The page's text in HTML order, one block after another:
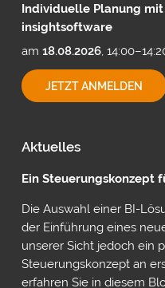
Individuelle Planung mit
insightsoftware
am 18.08.2026,
JETZT ANMELDEN
Aktuelles
Ein Steuerungskonzept
Die Auswahl einer BI-
der Einführung eines
unserer Sicht jedoch ein
Steuerungskonzept an
erfahren Sie in diesem